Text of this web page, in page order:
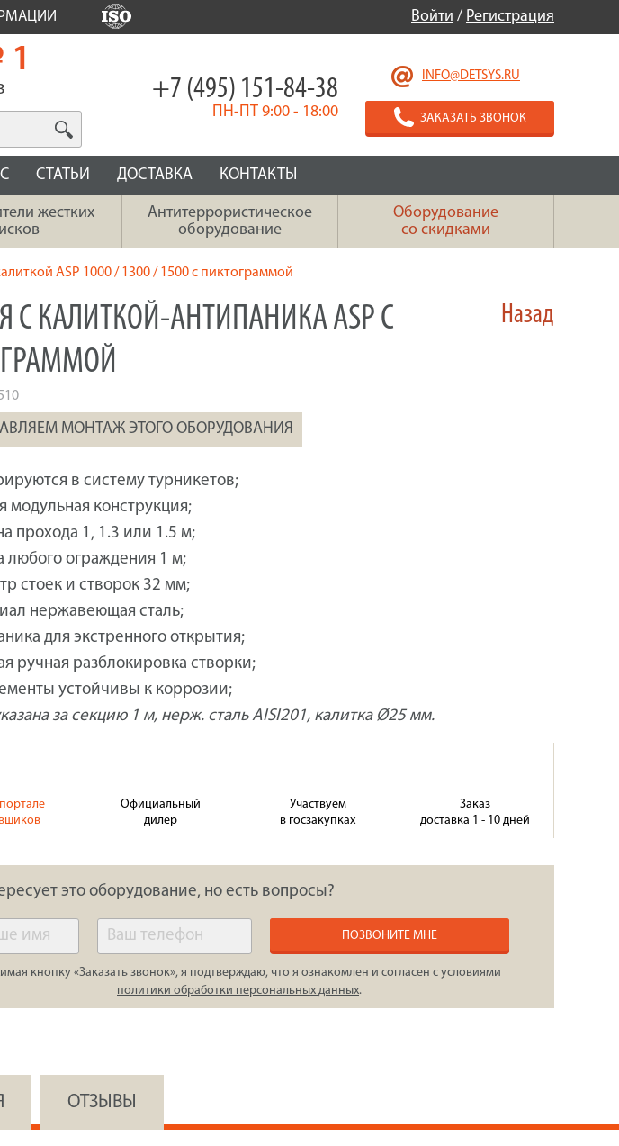
Войти / Регистрация
INFO@DETSYS.RU
ЗАКАЗАТЬ ЗВОНОК
+7 (495) 151-84-38
ПН-ПТ 9:00 - 18:00
СТАТЬИ ДОСТАВКА КОНТАКТЫ
жестких
Антитеррористическое
оборудование
Оборудование
со скидками
ASP 1000 / 1300 / 1500 с пиктограммой
Назад
С КАЛИТКОЙ-АНТИПАНИКА ASP С
МОНТАЖ ЭТОГО ОБОРУДОВАНИЯ
в систему турникетов;
модульная конструкция;
прохода 1, 1.3 или 1.5 м;
любого ограждения 1 м;
стоек и створок 32 мм;
нержавеющая сталь;
для экстренного открытия;
ручная разблокировка створки;
устойчивы к коррозии;
за секцию 1 м, нерж. сталь AISI201, калитка Ø25 мм.
Официальный
дилер
Участвуем
в госзакупках
Заказ
доставка 1 - 10 дней
это оборудование, но есть вопросы?
ПОЗВОНИТЕ МНЕ
кнопку «Заказать звонок», я подтверждаю, что я ознакомлен и согласен с условиями
политики обработки персональных данных.
ОТЗЫВЫ